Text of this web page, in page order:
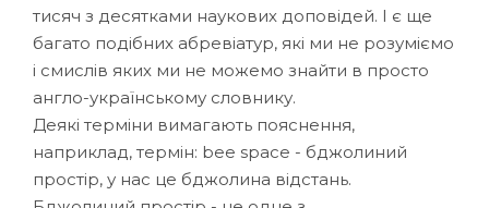
тисяч з десятками наукових доповідей. І є ще
багато подібних абревіатур, які ми не розуміємо
і смислів яких ми не можемо знайти в просто
англо-українському словнику.
Деякі терміни вимагають пояснення,
наприклад, термін: bee space - бджолиний
простір, у нас це бджолина відстань.